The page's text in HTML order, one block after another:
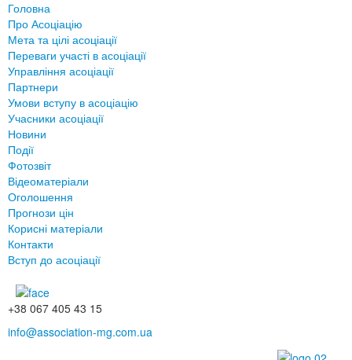
Головна
Про Асоціацію
Мета та цілі асоціації
Переваги участі в асоціації
Управління асоціації
Партнери
Умови вступу в асоціацію
Учасники асоціації
Новини
Події
Фотозвіт
Відеоматеріали
Оголошення
Прогнози цін
Корисні матеріали
Контакти
Вступ до асоціації
+38 067 405 43 15
info@association-mg.com.ua